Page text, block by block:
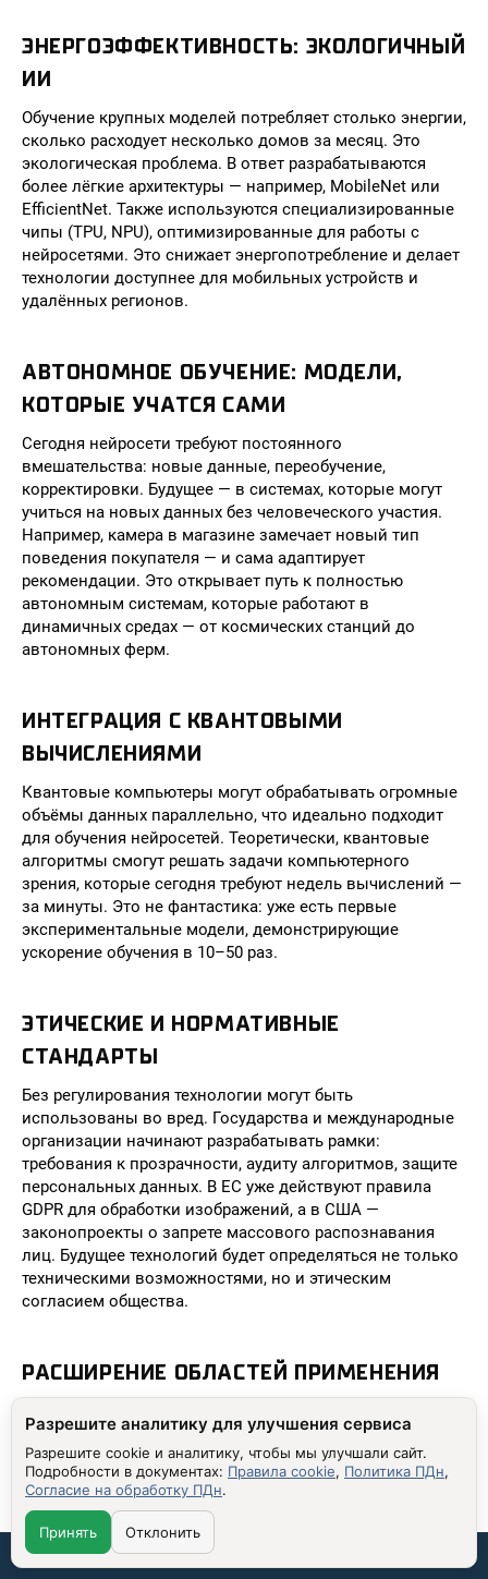
ЭНЕРГОЭФФЕКТИВНОСТЬ: ЭКОЛОГИЧНЫЙ
ИИ
Обучение крупных моделей потребляет столько энергии,
сколько расходует несколько домов за месяц. Это
экологическая проблема. В ответ разрабатываются
более лёгкие архитектуры — например, MobileNet или
EfficientNet. Также используются специализированные
чипы (TPU, NPU), оптимизированные для работы с
нейросетями. Это снижает энергопотребление и делает
технологии доступнее для мобильных устройств и
удалённых регионов.
АВТОНОМНОЕ ОБУЧЕНИЕ: МОДЕЛИ,
КОТОРЫЕ УЧАТСЯ САМИ
Сегодня нейросети требуют постоянного
вмешательства: новые данные, переобучение,
корректировки. Будущее — в системах, которые могут
учиться на новых данных без человеческого участия.
Например, камера в магазине замечает новый тип
поведения покупателя — и сама адаптирует
рекомендации. Это открывает путь к полностью
автономным системам, которые работают в
динамичных средах — от космических станций до
автономных ферм.
ИНТЕГРАЦИЯ С КВАНТОВЫМИ
ВЫЧИСЛЕНИЯМИ
Квантовые компьютеры могут обрабатывать огромные
объёмы данных параллельно, что идеально подходит
для обучения нейросетей. Теоретически, квантовые
алгоритмы смогут решать задачи компьютерного
зрения, которые сегодня требуют недель вычислений —
за минуты. Это не фантастика: уже есть первые
экспериментальные модели, демонстрирующие
ускорение обучения в 10–50 раз.
ЭТИЧЕСКИЕ И НОРМАТИВНЫЕ
СТАНДАРТЫ
Без регулирования технологии могут быть
использованы во вред. Государства и международные
организации начинают разрабатывать рамки:
требования к прозрачности, аудиту алгоритмов, защите
персональных данных. В ЕС уже действуют правила
GDPR для обработки изображений, а в США —
законопроекты о запрете массового распознавания
лиц. Будущее технологий будет определяться не только
техническими возможностями, но и этическим
согласием общества.
РАСШИРЕНИЕ ОБЛАСТЕЙ ПРИМЕНЕНИЯ
анализируют состояние растений по фото, определяют
болезни, предсказывают урожай. В экологии —
отслеживают численность животных по спутниковым
снимкам. В строительстве — оценивают состояние
зданий по фото фасадов. В археологии — распознают
артефакты на раскопках. В будущем они будут
применяться в космических миссиях, анализируя
Связаться со мной:
Разрешите аналитику для улучшения сервиса
Разрешите cookie и аналитику, чтобы мы улучшали сайт.
Подробности в документах: Правила cookie, Политика ПДн,
Согласие на обработку ПДн.
Принять Отклонить